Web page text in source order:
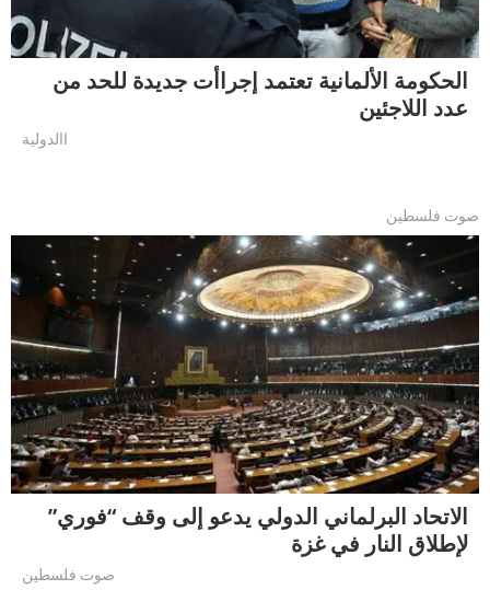
الحكومة الألمانية تعتمد إجراأت جديدة للحد من
عدد اللاجئين
االدولية
صوت فلسطين
الاتحاد البرلماني الدولي يدعو إلى وقف “فوري”
لإطلاق النار في غزة
صوت فلسطين